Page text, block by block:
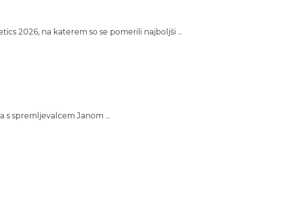
2026, na katerem so se pomerili najboljši ...
s spremljevalcem Janom ...